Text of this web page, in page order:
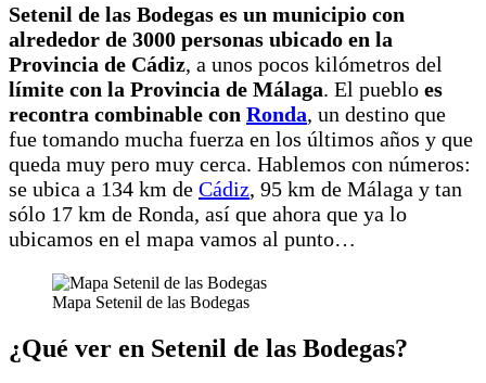
Setenil de las Bodegas es un municipio con
alrededor de 3000 personas ubicado en la
Provincia de Cádiz, a unos pocos kilómetros del
límite con la Provincia de Málaga. El pueblo es
recontra combinable con Ronda, un destino que
fue tomando mucha fuerza en los últimos años y que
queda muy pero muy cerca. Hablemos con números:
se ubica a 134 km de Cádiz, 95 km de Málaga y tan
sólo 17 km de Ronda, así que ahora que ya lo
ubicamos en el mapa vamos al punto…
Mapa Setenil de las Bodegas
¿Qué ver en Setenil de las Bodegas?